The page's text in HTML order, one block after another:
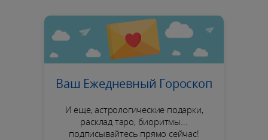
Ваш Ежедневный Гороскоп
И еще, астрологические подарки,
расклад таро, биоритмы...
подписывайтесь прямо сейчас!